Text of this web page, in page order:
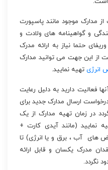
مدارک موجود مانند پاسپورت
و گواهینامه های ولادت و
حتما نیاز به ارائه مدرک
از این جهت می توانید مدارک
انرژی تهیه نمایید.
فعالیت دارید به دلیل رعایت
ارسال مدارک جدید برای
در زمان تهیه مدارک از یک
نمایید (مانند آیدی کارت +
های آب ، برق و یا انرژی) تا
مدرک یکسان و قابل ارائه
نگردد.